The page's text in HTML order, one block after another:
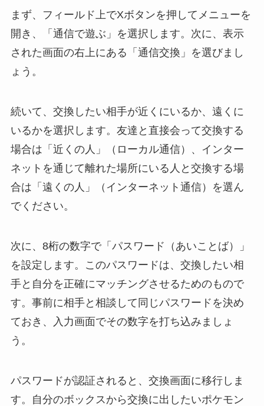
まず、フィールド上でXボタンを押してメニューを
開き、「通信で遊ぶ」を選択します。次に、表示
された画面の右上にある「通信交換」を選びまし
ょう。
続いて、交換したい相手が近くにいるか、遠くに
いるかを選択します。友達と直接会って交換する
場合は「近くの人」（ローカル通信）、インター
ネットを通じて離れた場所にいる人と交換する場
合は「遠くの人」（インターネット通信）を選ん
でください。
次に、8桁の数字で「パスワード（あいことば）」
を設定します。このパスワードは、交換したい相
手と自分を正確にマッチングさせるためのもので
す。事前に相手と相談して同じパスワードを決め
ておき、入力画面でその数字を打ち込みましょ
う。
パスワードが認証されると、交換画面に移行しま
す。自分のボックスから交換に出したいポケモン